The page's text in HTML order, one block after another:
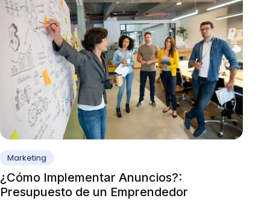
Marketing
¿Cómo Implementar Anuncios?:
Presupuesto de un Emprendedor